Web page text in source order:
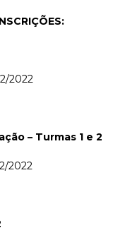
2022
– Turmas 1 e 2
2022